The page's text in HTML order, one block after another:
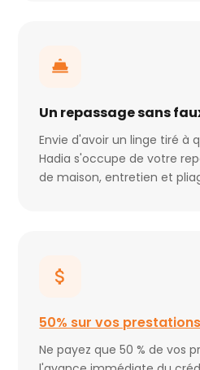
Un repassage sans
Envie d'avoir un linge tiré à
Hadia s'occupe de votre
de maison, entretien et
50% sur vos prestations
Ne payez que 50 % de vos